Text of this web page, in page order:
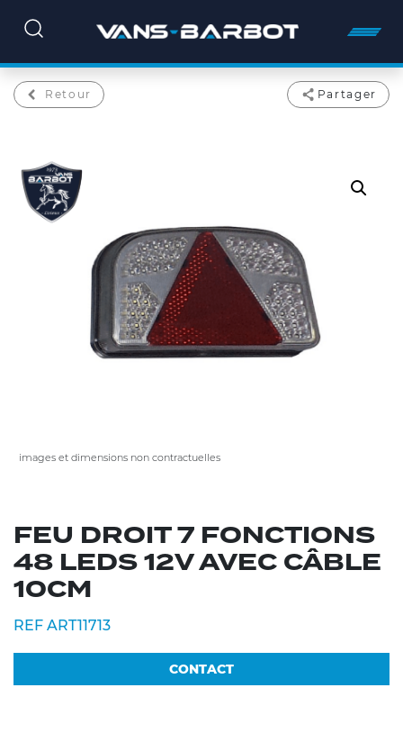
images et dimensions non contractuelles
FEU DROIT 7 FONCTIONS
48 LEDS 12V AVEC CÂBLE
10CM
REF ART11713
CONTACT
Retour Partager